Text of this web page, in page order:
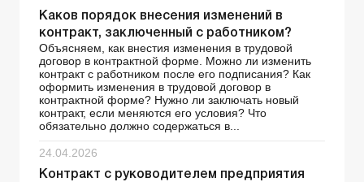
Каков порядок внесения изменений в
контракт, заключенный с работником?
Объясняем, как внестия изменения в трудовой
договор в контрактной форме. Можно ли изменить
контракт с работником после его подписания? Как
оформить изменения в трудовой договор в
контрактной форме? Нужно ли заключать новый
контракт, если меняются его условия? Что
обязательно должно содержаться в...
24.04.2026
Контракт с руководителем предприятия